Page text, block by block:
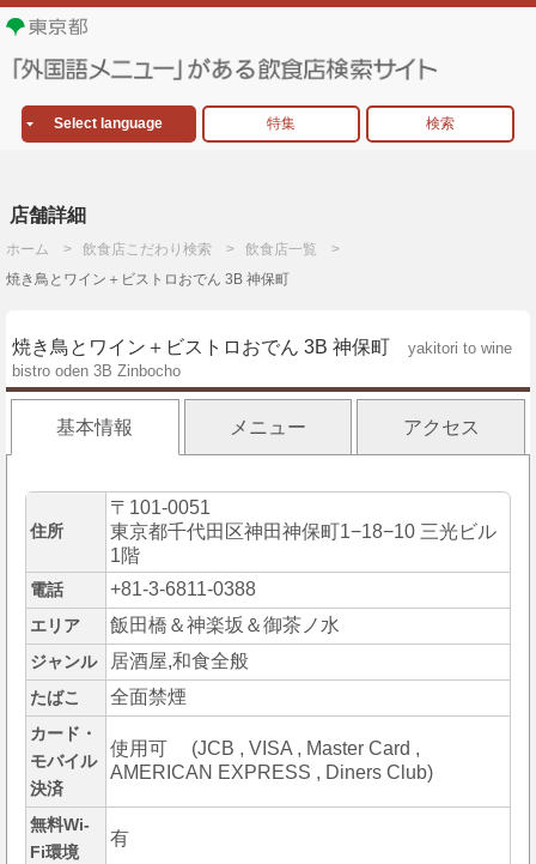
Select language 特集 検索
店舗詳細
ホーム 飲食店こだわり検索
飲食店一覧
焼き鳥とワイン＋ビストロおでん 3B 神保町
焼き鳥とワイン＋ビストロおでん 3B 神保町
yakitori to wine
bistro oden 3B Zinbocho
基本情報 メニュー アクセス
住所
〒101-0051
東京都千代田区神田神保町1−18−10 三光ビル
1階
電話 +81-3-6811-0388
エリア 飯田橋＆神楽坂＆御茶ノ水
ジャンル 居酒屋,和食全般
たばこ 全面禁煙
カード・
モバイル
決済
使用可 (JCB , VISA , Master Card ,
AMERICAN EXPRESS , Diners Club)
無料Wi-
Fi環境
有